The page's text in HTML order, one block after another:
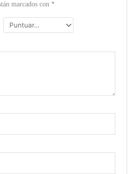
marcados con *